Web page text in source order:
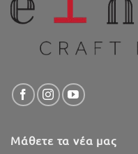
Μάθετε τα νέα μας